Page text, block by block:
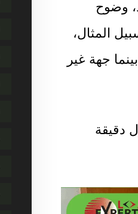
وضوح
المثال،
جهة غير
دقيقة